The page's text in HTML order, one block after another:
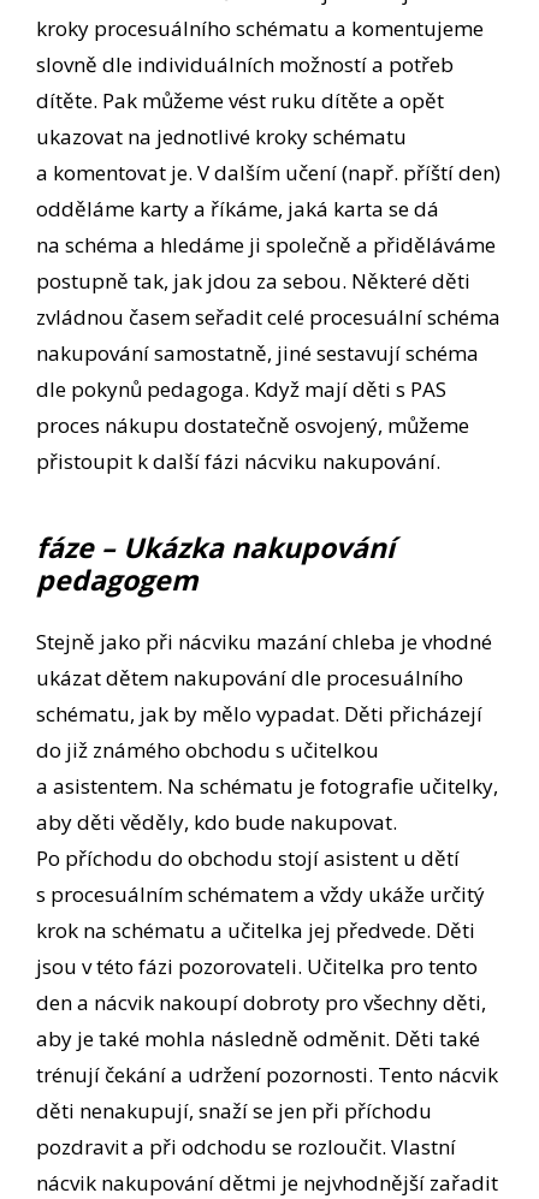
kroky procesuálního schématu a komentujeme
slovně dle individuálních možností a potřeb
dítěte. Pak můžeme vést ruku dítěte a opět
ukazovat na jednotlivé kroky schématu
a komentovat je. V dalším učení (např. příští den)
odděláme karty a říkáme, jaká karta se dá
na schéma a hledáme ji společně a přiděláváme
postupně tak, jak jdou za sebou. Některé děti
zvládnou časem seřadit celé procesuální schéma
nakupování samostatně, jiné sestavují schéma
dle pokynů pedagoga. Když mají děti s PAS
proces nákupu dostatečně osvojený, můžeme
přistoupit k další fázi nácviku nakupování.
fáze – Ukázka nakupování
pedagogem
Stejně jako při nácviku mazání chleba je vhodné
ukázat dětem nakupování dle procesuálního
schématu, jak by mělo vypadat. Děti přicházejí
do již známého obchodu s učitelkou
a asistentem. Na schématu je fotografie učitelky,
aby děti věděly, kdo bude nakupovat.
Po příchodu do obchodu stojí asistent u dětí
s procesuálním schématem a vždy ukáže určitý
krok na schématu a učitelka jej předvede. Děti
jsou v této fázi pozorovateli. Učitelka pro tento
den a nácvik nakoupí dobroty pro všechny děti,
aby je také mohla následně odměnit. Děti také
trénují čekání a udržení pozornosti. Tento nácvik
děti nenakupují, snaží se jen při příchodu
pozdravit a při odchodu se rozloučit. Vlastní
nácvik nakupování dětmi je nejvhodnější zařadit